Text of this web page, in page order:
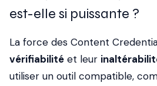
est-elle si puissante ?
La force des Content
vérifiabilité et leur
utiliser un outil compatible,